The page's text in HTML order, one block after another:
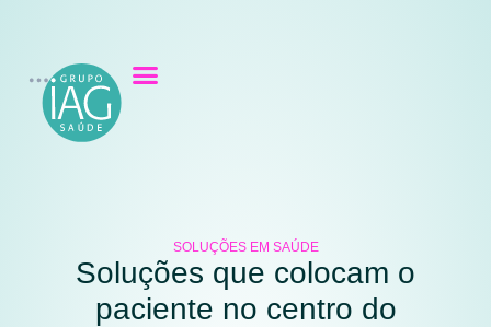
SOLUÇÕES EM SAÚDE
Soluções que colocam o
paciente no centro do